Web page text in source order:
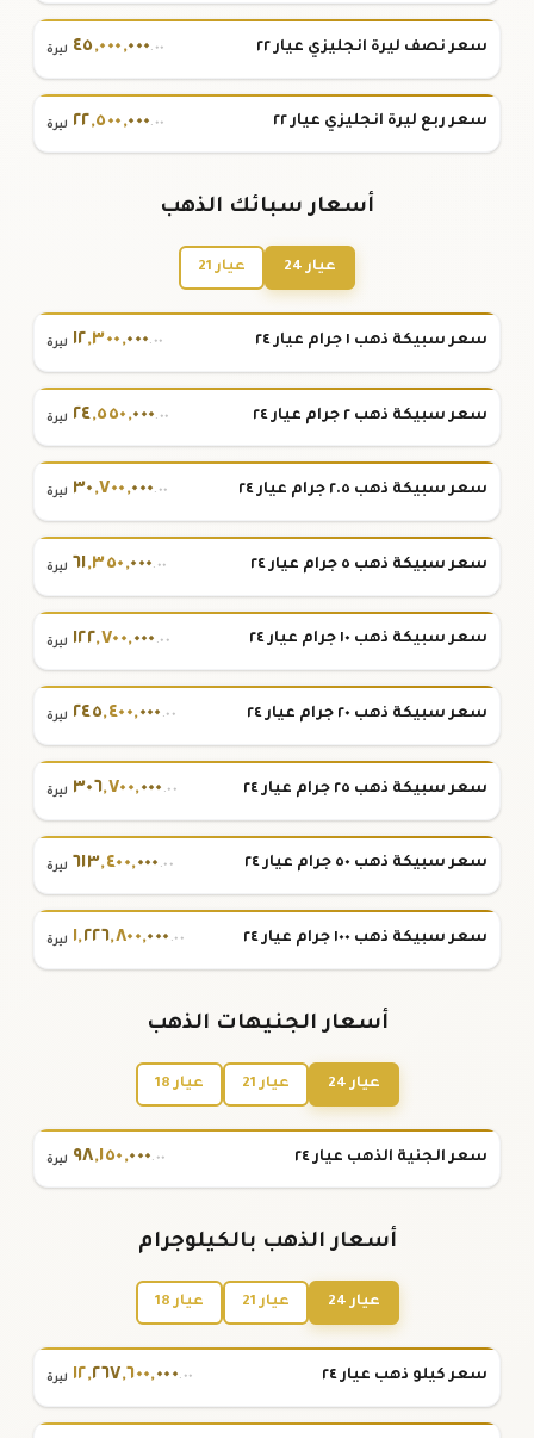
سعر نصف ليرة انجليزي عيار ٢٢ ٤٥,٠٠٠,٠٠٠.٠٠ ليرة
سعر ربع ليرة انجليزي عيار ٢٢ ٢٢,٥٠٠,٠٠٠.٠٠ ليرة
أسعار سبائك الذهب
عيار 24 عيار 21
سعر سبيكة ذهب ١ جرام عيار ٢٤ ١٢,٣٠٠,٠٠٠.٠٠ ليرة
سعر سبيكة ذهب ٢ جرام عيار ٢٤ ٢٤,٥٥٠,٠٠٠.٠٠ ليرة
سعر سبيكة ذهب ٢.٥ جرام عيار ٢٤ ٣٠,٧٠٠,٠٠٠.٠٠ ليرة
سعر سبيكة ذهب ٥ جرام عيار ٢٤ ٦١,٣٥٠,٠٠٠.٠٠ ليرة
سعر سبيكة ذهب ١٠ جرام عيار ٢٤ ١٢٢,٧٠٠,٠٠٠ .٠٠ ليرة
سعر سبيكة ذهب ٢٠ جرام عيار ٢٤ ٢٤٥,٤٠٠,٠٠٠ .٠٠ ليرة
سعر سبيكة ذهب ٢٥ جرام عيار ٢٤ ٣٠٦,٧٠٠,٠٠٠ .٠٠ ليرة
سعر سبيكة ذهب ٥٠ جرام عيار ٢٤ ٦١٣,٤٠٠,٠٠٠ .٠٠ ليرة
سعر سبيكة ذهب ١٠٠ جرام عيار ٢٤ ١,٢٢٦,٨٠٠,٠٠٠ .٠٠ ليرة
أسعار الجنيهات الذهب
عيار 24 عيار 21 عيار 18
سعر الجنية الذهب عيار ٢٤ ٩٨,١٥٠,٠٠٠.٠٠ ليرة
أسعار الذهب بالكيلوجرام
عيار 24 عيار 21 عيار 18
سعر كيلو ذهب عيار ٢٤ ١٢,٢٦٧,٦٠٠,٠٠٠.٠٠ ليرة